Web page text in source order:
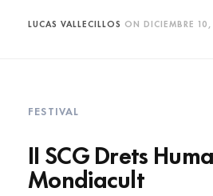
LUCAS VALLECILLOS ON DICIEMBRE
FESTIVAL
II SCG Drets
Mondiacult